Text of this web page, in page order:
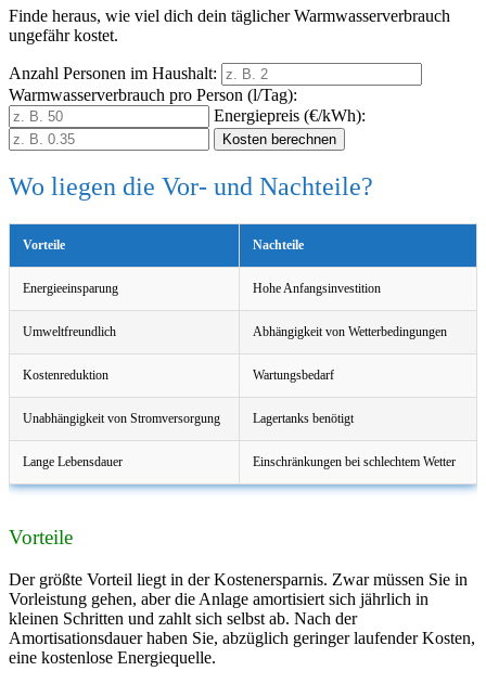
Finde heraus, wie viel dich dein täglicher Warmwasserverbrauch
ungefähr kostet.
Anzahl Personen im Haushalt:
Warmwasserverbrauch pro Person (l/Tag):
Energiepreis (€/kWh):
Kosten berechnen
Wo liegen die Vor- und Nachteile?
Vorteile Nachteile
Energieeinsparung Hohe Anfangsinvestition
Umweltfreundlich Abhängigkeit von Wetterbedingungen
Kostenreduktion Wartungsbedarf
Unabhängigkeit von Stromversorgung Lagertanks benötigt
Lange Lebensdauer Einschränkungen bei schlechtem Wetter
Vorteile
Der größte Vorteil liegt in der Kostenersparnis. Zwar müssen Sie in
Vorleistung gehen, aber die Anlage amortisiert sich jährlich in
kleinen Schritten und zahlt sich selbst ab. Nach der
Amortisationsdauer haben Sie, abzüglich geringer laufender Kosten,
eine kostenlose Energiequelle.